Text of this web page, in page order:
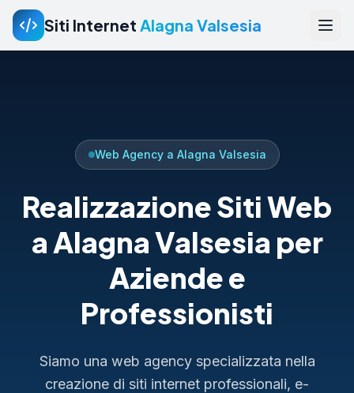
Siti Internet Alagna Valsesia
Web Agency a Alagna Valsesia
Realizzazione Siti Web
a Alagna Valsesia per
Aziende e
Professionisti
Siamo una web agency specializzata nella
creazione di siti internet professionali, e-